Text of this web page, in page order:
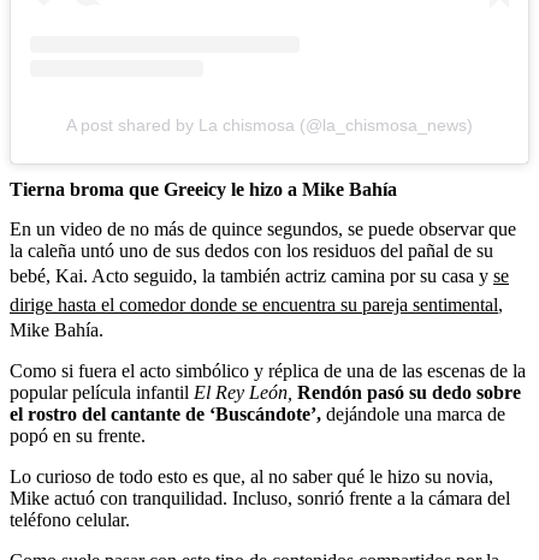
A post shared by La chismosa (@la_chismosa_news)
Tierna broma que Greeicy le hizo a Mike Bahía
En un video de no más de quince segundos, se puede observar que
la caleña untó uno de sus dedos con los residuos del pañal de su
bebé, Kai. Acto seguido, la también actriz camina por su casa y se
dirige hasta el comedor donde se encuentra su pareja sentimental,
Mike Bahía.
Como si fuera el acto simbólico y réplica de una de las escenas de la
popular película infantil El Rey León, Rendón pasó su dedo sobre
el rostro del cantante de ‘Buscándote’, dejándole una marca de
popó en su frente.
Lo curioso de todo esto es que, al no saber qué le hizo su novia,
Mike actuó con tranquilidad. Incluso, sonrió frente a la cámara del
teléfono celular.